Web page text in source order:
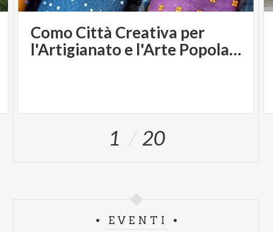
Como Città Creativa per
l'Artigianato e l'Arte Popolare
1 20
EVENTI